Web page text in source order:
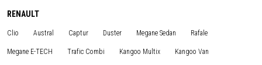
RENAULT
Clio Austral Captur Duster Megane Sedan Rafale
Megane E-TECH Trafic Combi Kangoo Multix Kangoo Van